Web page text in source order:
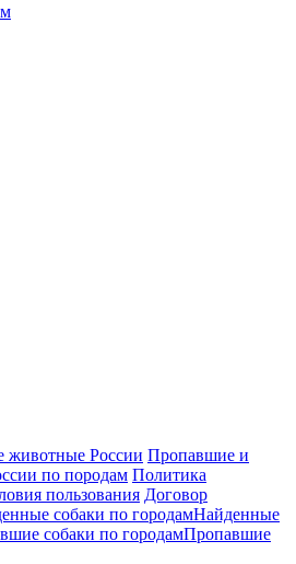
животные России Пропавшие и
по породам Политика
пользования Договор
собаки по городамНайденные
собаки по городамПропавшие